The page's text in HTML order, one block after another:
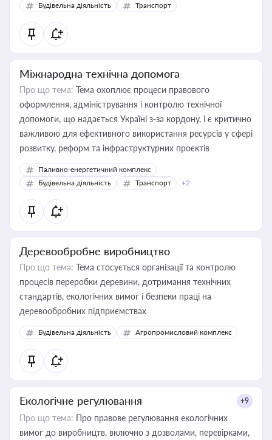
Будівельна діяльність Транспорт
Міжнародна технічна допомога
Про що тема: Тема охоплює процеси правового
оформлення, адміністрування і контролю технічної
допомоги, що надається Україні з-за кордону, і є критично
важливою для ефективного використання ресурсів у сфері
розвитку, реформ та інфраструктурних проєктів
Паливно-енергетичний комплекс
Будівельна діяльність
Транспорт +2
Деревообробне виробництво
Про що тема: Тема стосується організації та контролю
процесів переробки деревини, дотримання технічних
стандартів, екологічних вимог і безпеки праці на
деревообробних підприємствах
Будівельна діяльність Агропромисловий комплекс
Екологічне регулювання +9
Про що тема: Про правове регулювання екологічних
вимог до виробництв, включно з дозволами, перевірками,